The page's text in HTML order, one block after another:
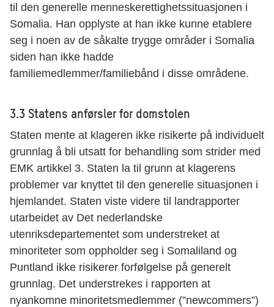
til den generelle menneskerettighetssituasjonen i
Somalia. Han opplyste at han ikke kunne etablere
seg i noen av de såkalte trygge områder i Somalia
siden han ikke hadde
familiemedlemmer/familiebånd i disse områdene.
3.3 Statens anførsler for domstolen
Staten mente at klageren ikke risikerte på individuelt
grunnlag å bli utsatt for behandling som strider med
EMK artikkel 3. Staten la til grunn at klagerens
problemer var knyttet til den generelle situasjonen i
hjemlandet. Staten viste videre til landrapporter
utarbeidet av Det nederlandske
utenriksdepartementet som understreket at
minoriteter som oppholder seg i Somaliland og
Puntland ikke risikerer forfølgelse på generelt
grunnlag. Det understrekes i rapporten at
nyankomne minoritetsmedlemmer (”newcommers”)